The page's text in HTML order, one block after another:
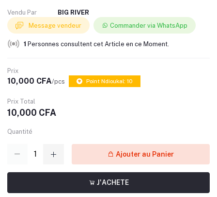
Vendu Par
BIG RIVER
Message vendeur
Commander via WhatsApp
1 Personnes consultent cet Article en ce Moment.
Prix
10,000 CFA/pcs Point Ndioukal: 10
Prix Total
10,000 CFA
Quantité
Ajouter au Panier
J'ACHETE